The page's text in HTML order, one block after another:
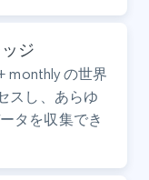
ジ
monthly の世界
スし、あらゆ
タを収集でき